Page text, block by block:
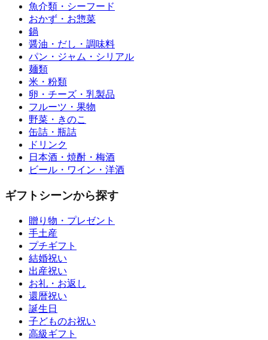
魚介類・シーフード
おかず・お惣菜
鍋
醤油・だし・調味料
パン・ジャム・シリアル
麺類
米・粉類
卵・チーズ・乳製品
フルーツ・果物
野菜・きのこ
缶詰・瓶詰
ドリンク
日本酒・焼酎・梅酒
ビール・ワイン・洋酒
ギフトシーンから探す
贈り物・プレゼント
手土産
プチギフト
結婚祝い
出産祝い
お礼・お返し
還暦祝い
誕生日
子どものお祝い
高級ギフト